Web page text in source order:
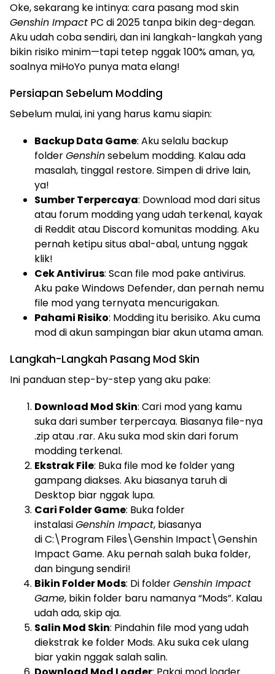
Oke, sekarang ke intinya: cara pasang mod skin
Genshin Impact PC di 2025 tanpa bikin deg-degan.
Aku udah coba sendiri, dan ini langkah-langkah yang
bikin risiko minim—tapi tetep nggak 100% aman, ya,
soalnya miHoYo punya mata elang!
Persiapan Sebelum Modding
Sebelum mulai, ini yang harus kamu siapin:
Backup Data Game: Aku selalu backup
folderGenshinsebelum modding. Kalau ada
masalah, tinggal restore. Simpen di drive lain,
ya!
Sumber Terpercaya: Download mod dari situs
atau forum modding yang udah terkenal, kayak
di Reddit atau Discord komunitas modding. Aku
pernah ketipu situs abal-abal, untung nggak
klik!
Cek Antivirus: Scan file mod pake antivirus.
Aku pake Windows Defender, dan pernah nemu
file mod yang ternyata mencurigakan.
Pahami Risiko: Modding itu berisiko. Aku cuma
mod di akun sampingan biar akun utama aman.
Langkah-Langkah Pasang Mod Skin
Ini panduan step-by-step yang aku pake:
Download Mod Skin: Cari mod yang kamu
suka dari sumber terpercaya. Biasanya file-nya
.zip atau .rar. Aku suka mod skin dari forum
modding terkenal.
Ekstrak File: Buka file mod ke folder yang
gampang diakses. Aku biasanya taruh di
Desktop biar nggak lupa.
Cari Folder Game: Buka folder
instalasiGenshin Impact, biasanya
diC:\Program Files\Genshin Impact\Genshin
Impact Game. Aku pernah salah buka folder,
dan bingung sendiri!
Bikin Folder Mods: Di folderGenshin Impact
Game, bikin folder baru namanya “Mods”. Kalau
udah ada, skip aja.
Salin Mod Skin: Pindahin file mod yang udah
diekstrak ke folder Mods. Aku suka cek ulang
biar yakin nggak salah salin.